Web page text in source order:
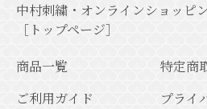
中村刺繍・オンラインショッピ
［トップページ］
商品一覧
特定商
ご利用ガイド
プライ